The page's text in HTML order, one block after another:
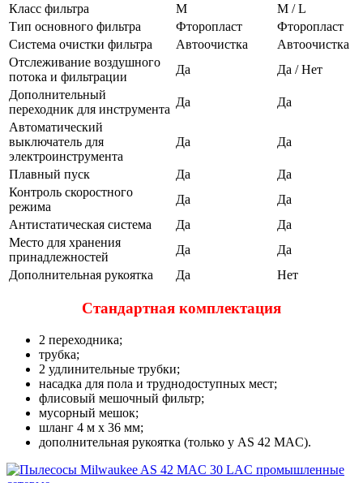
Класс фильтра
M
M / L
Тип основного фильтра
Фторопласт
Фторопласт
Система очистки фильтра
Автоочистка
Автоочистка
Отслеживание воздушного
потока и фильтрации
Да
Да / Нет
Дополнительный
переходник для инструмента
Да
Да
Автоматический
выключатель для
электроинструмента
Да Да
Плавный пуск Да
Да
Контроль скоростного
режима
Да
Да
Антистатическая система
Да
Да
Место для хранения
принадлежностей
Да
Да
Дополнительная рукоятка
Да Нет
Стандартная комплектация
2 переходника;
трубка;
2 удлинительные трубки;
насадка для пола и труднодоступных мест;
флисовый мешочный фильтр;
мусорный мешок;
шланг 4 м x 36 мм;
дополнительная рукоятка (только у AS 42 MAC).